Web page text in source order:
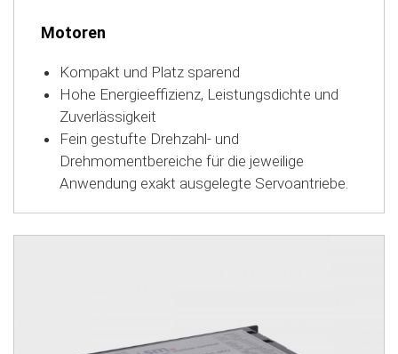
Motoren
Kompakt und Platz sparend
Hohe Energieeffizienz, Leistungsdichte und
Zuverlässigkeit
Fein gestufte Drehzahl- und
Drehmomentbereiche für die jeweilige
Anwendung exakt ausgelegte Servoantriebe.